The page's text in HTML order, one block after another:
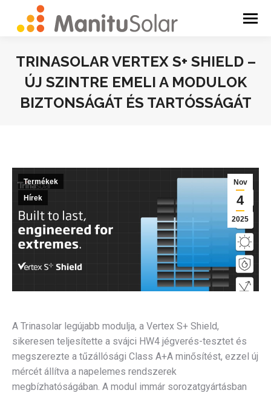
TRINASOLAR VERTEX S+ SHIELD –
ÚJ SZINTRE EMELI A MODULOK
BIZTONSÁGÁT ÉS TARTÓSSÁGÁT
Nov
4
2025
Termékek
Hírek
A Trinasolar legújabb modulja, a Vertex S+ Shield,
sikeresen teljesítette a svájci HW4 jégverés-tesztet és
megszerezte a tűzállósági Class A+A minősítést, ezzel új
mércét állítva a napelemes rendszerek
megbízhatóságában. A modul immár sorozatgyártásban